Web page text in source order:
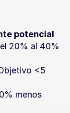
potencial
20% al 40%
<5
menos